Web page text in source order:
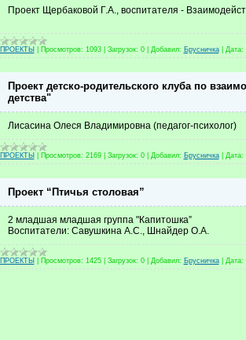
Проект Щербаковой Г.А., воспитателя -
ПРОЕКТЫ Просмотров: 1093| Загрузок: 0| Добавил: Брусничка| Дата:
Проект детско-родительского клуба по
детства"
Лисасина Олеся Владимировна (педагог-психолог)
ПРОЕКТЫ Просмотров: 2169| Загрузок: 0| Добавил: Брусничка| Дата:
Проект “Птичья столовая”
2 младшая младшая группа "Капитошка”
Воспитатели: Савушкина А.С., Шнайдер О.А.
ПРОЕКТЫ Просмотров: 1425| Загрузок: 0| Добавил: Брусничка| Дата: